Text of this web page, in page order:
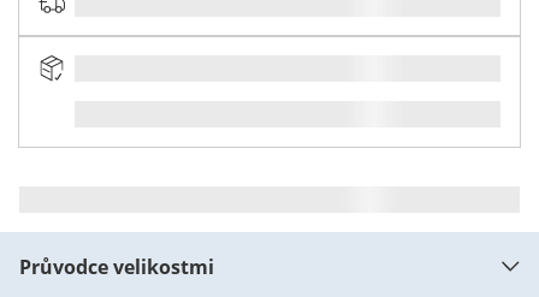
Průvodce velikostmi